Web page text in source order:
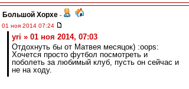
Большой Хорхе -
01 ноя 2014 07:24
yri » 01 ноя 2014, 07:03
Отдохнуть бы от Матвея месяцок) :oops:
Хочется просто футбол посмотреть и
поболеть за любимый клуб, пусть он сейчас и
не на ходу.